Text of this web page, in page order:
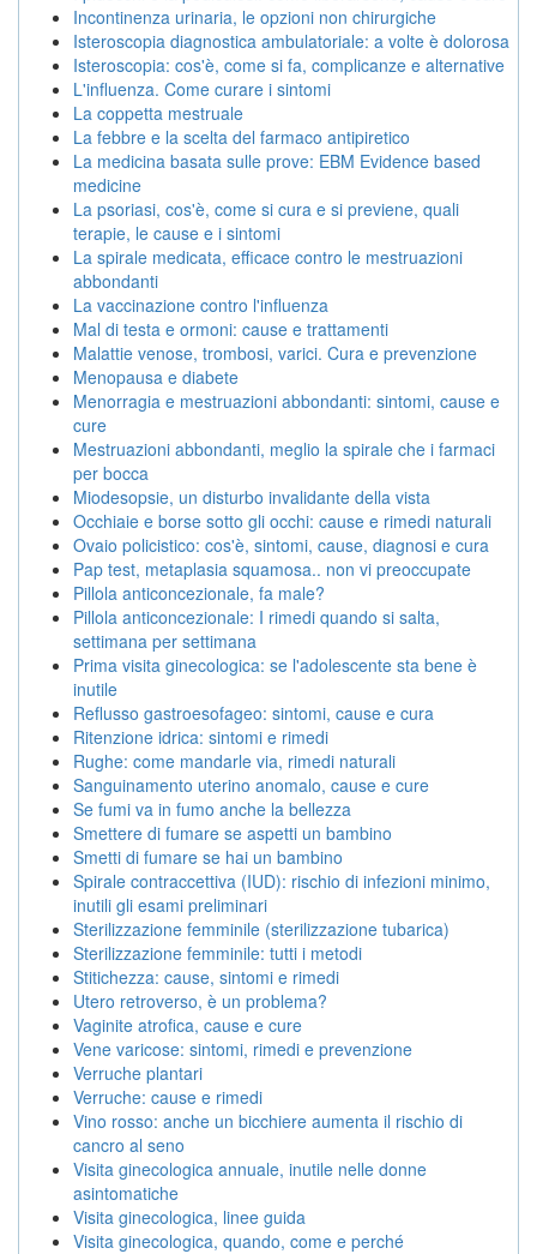
Incontinenza urinaria, le opzioni non chirurgiche
Isteroscopia diagnostica ambulatoriale: a volte è dolorosa
Isteroscopia: cos'è, come si fa, complicanze e alternative
L'influenza. Come curare i sintomi
La coppetta mestruale
La febbre e la scelta del farmaco antipiretico
La medicina basata sulle prove: EBM Evidence based
medicine
La psoriasi, cos'è, come si cura e si previene, quali
terapie, le cause e i sintomi
La spirale medicata, efficace contro le mestruazioni
abbondanti
La vaccinazione contro l'influenza
Mal di testa e ormoni: cause e trattamenti
Malattie venose, trombosi, varici. Cura e prevenzione
Menopausa e diabete
Menorragia e mestruazioni abbondanti: sintomi, cause e
cure
Mestruazioni abbondanti, meglio la spirale che i farmaci
per bocca
Miodesopsie, un disturbo invalidante della vista
Occhiaie e borse sotto gli occhi: cause e rimedi naturali
Ovaio policistico: cos'è, sintomi, cause, diagnosi e cura
Pap test, metaplasia squamosa.. non vi preoccupate
Pillola anticoncezionale, fa male?
Pillola anticoncezionale: I rimedi quando si salta,
settimana per settimana
Prima visita ginecologica: se l'adolescente sta bene è
inutile
Reflusso gastroesofageo: sintomi, cause e cura
Ritenzione idrica: sintomi e rimedi
Rughe: come mandarle via, rimedi naturali
Sanguinamento uterino anomalo, cause e cure
Se fumi va in fumo anche la bellezza
Smettere di fumare se aspetti un bambino
Smetti di fumare se hai un bambino
Spirale contraccettiva (IUD): rischio di infezioni minimo,
inutili gli esami preliminari
Sterilizzazione femminile (sterilizzazione tubarica)
Sterilizzazione femminile: tutti i metodi
Stitichezza: cause, sintomi e rimedi
Utero retroverso, è un problema?
Vaginite atrofica, cause e cure
Vene varicose: sintomi, rimedi e prevenzione
Verruche plantari
Verruche: cause e rimedi
Vino rosso: anche un bicchiere aumenta il rischio di
cancro al seno
Visita ginecologica annuale, inutile nelle donne
asintomatiche
Visita ginecologica, linee guida
Visita ginecologica, quando, come e perché